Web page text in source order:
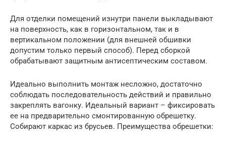
Для отделки помещений изнутри панели выкладывают
на поверхность, как в горизонтальном, так и в
вертикальном положении (для внешней обшивки
допустим только первый способ). Перед сборкой
обрабатывают защитным антисептическим составом.
Идеально выполнить монтаж несложно, достаточно
соблюдать последовательность действий и правильно
закреплять вагонку. Идеальный вариант – фиксировать
ее на предварительно смонтированную обрешетку.
Собирают каркас из брусьев. Преимущества обрешетки: